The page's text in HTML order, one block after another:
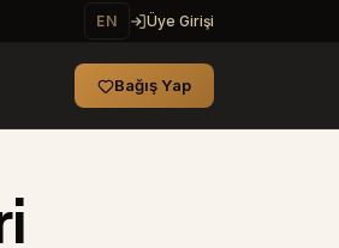
EN Üye Girişi
Bağış Yap